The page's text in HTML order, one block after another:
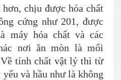
chịu được hóa chất
cứng như 201, được
máy hóa chất và các
nơi ăn mòn là mối
tính chất vật lý thì từ
và hầu như là không